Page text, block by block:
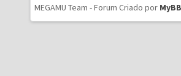
MEGAMU Team - Forum Criado por MyBB